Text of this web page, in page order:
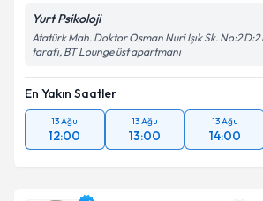
Yurt Psikoloji
Atatürk Mah. Doktor Osman Nuri Işık Sk. No:2
tarafı, BT Lounge üst apartmanı
En Yakın Saatler
13 Ağu
12:00
13 Ağu
13:00
13 Ağu
14:00